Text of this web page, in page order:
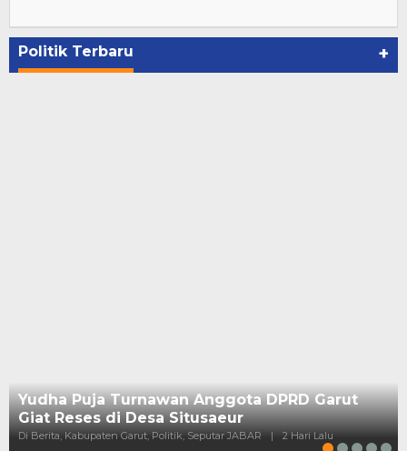
Politik Terbaru +
Yudha Puja Turnawan Anggota DPRD Garut
Giat Reses di Desa Situsaeur
Di Berita, Kabupaten Garut, Politik, Seputar JABAR | 2 Hari Lalu